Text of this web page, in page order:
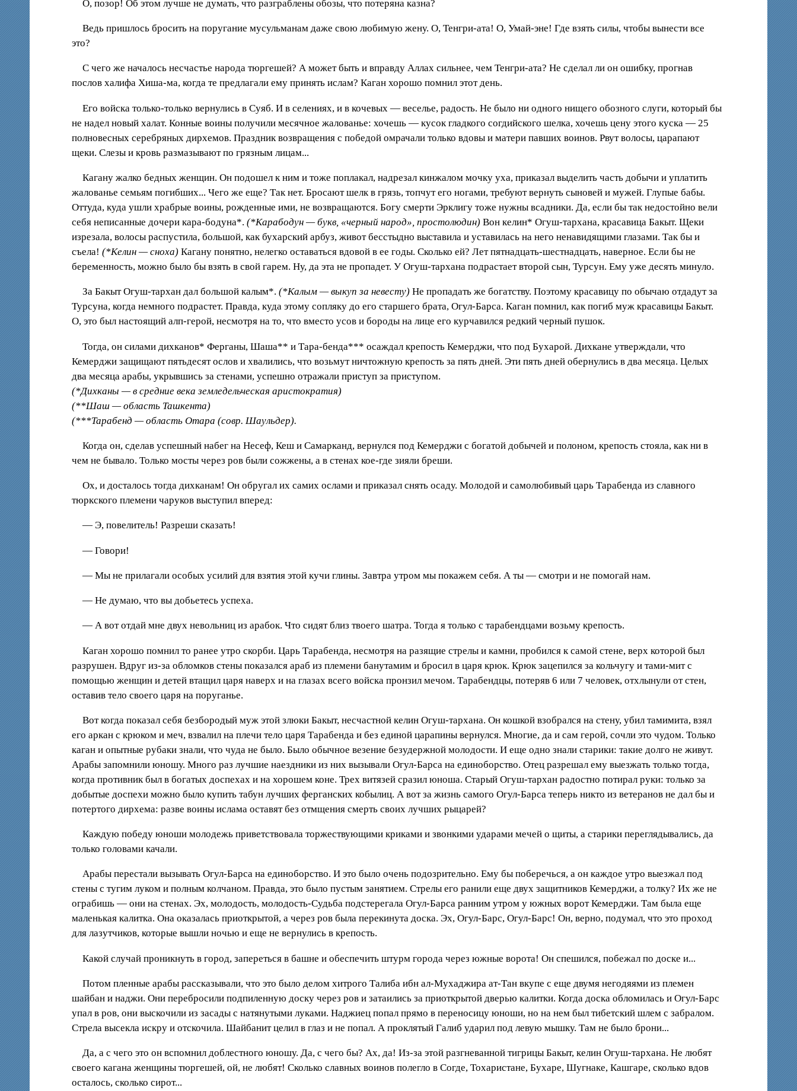
О, позор! Об этом лучше не думать, что разграблены обозы, что потеряна казна?
Ведь пришлось бросить на поругание мусульманам даже свою любимую жену. О, Тенгри-ата! О, Умай-эне! Где взять силы, чтобы вынести все
это?
С чего же началось несчастье народа тюргешей? А может быть и вправду Аллах сильнее, чем Тенгри-ата? Не сделал ли он ошибку, прогнав
послов халифа Хиша-ма, когда те предлагали ему принять ислам? Каган хорошо помнил этот день.
Его войска только-только вернулись в Суяб. И в селениях, и в кочевых — веселье, радость. Не было ни одного нищего обозного слуги, который бы
не надел новый халат. Конные воины получили месячное жалованье: хочешь — кусок гладкого согдийского шелка, хочешь цену этого куска — 25
полновесных серебряных дирхемов. Праздник возвращения с победой омрачали только вдовы и матери павших воинов. Рвут волосы, царапают
щеки. Слезы и кровь размазывают по грязным лицам...
Кагану жалко бедных женщин. Он подошел к ним и тоже поплакал, надрезал кинжалом мочку уха, приказал выделить часть добычи и уплатить
жалованье семьям погибших... Чего же еще? Так нет. Бросают шелк в грязь, топчут его ногами, требуют вернуть сыновей и мужей. Глупые бабы.
Оттуда, куда ушли храбрые воины, рожденные ими, не возвращаются. Богу смерти Эрклигу тоже нужны всадники. Да, если бы так недостойно вели
себя неписанные дочери кара-бодуна*.(*Карабодун — букв, «черный народ», простолюдин) Вон келин* Огуш-тархана, красавица Бакыт. Щеки
изрезала, волосы распустила, большой, как бухарский арбуз, живот бесстыдно выставила и уставилась на него ненавидящими глазами. Так бы и
съела!(*Келин — сноха) Кагану понятно, нелегко оставаться вдовой в ее годы. Сколько ей? Лет пятнадцать-шестнадцать, наверное. Если бы не
беременность, можно было бы взять в свой гарем. Ну, да эта не пропадет. У Огуш-тархана подрастает второй сын, Турсун. Ему уже десять минуло.
За Бакыт Огуш-тархан дал большой калым*.(*Калым — выкуп за невесту) Не пропадать же богатству. Поэтому красавицу по обычаю отдадут за
Турсуна, когда немного подрастет. Правда, куда этому сопляку до его старшего брата, Огул-Барса. Каган помнил, как погиб муж красавицы Бакыт.
О, это был настоящий алп-герой, несмотря на то, что вместо усов и бороды на лице его курчавился редкий черный пушок.
Тогда, он силами дихканов* Ферганы, Шаша** и Тара-бенда*** осаждал крепость Кемерджи, что под Бухарой. Дихкане утверждали, что
Кемерджи защищают пятьдесят ослов и хвалились, что возьмут ничтожную крепость за пять дней. Эти пять дней обернулись в два месяца. Целых
два месяца арабы, укрывшись за стенами, успешно отражали приступ за приступом.
(*Дихканы — в средние века земледельческая аристократия)
(**Шаш — область Ташкента)
(***Тарабенд — область Отара (совр. Шаульдер).
Когда он, сделав успешный набег на Несеф, Кеш и Самарканд, вернулся под Кемерджи с богатой добычей и полоном, крепость стояла, как ни в
чем не бывало. Только мосты через ров были сожжены, а в стенах кое-где зияли бреши.
Ох, и досталось тогда дихканам! Он обругал их самих ослами и приказал снять осаду. Молодой и самолюбивый царь Тарабенда из славного
тюркского племени чаруков выступил вперед:
— Э, повелитель! Разреши сказать!
— Говори!
— Мы не прилагали особых усилий для взятия этой кучи глины. Завтра утром мы покажем себя. А ты — смотри и не помогай нам.
— Не думаю, что вы добьетесь успеха.
— А вот отдай мне двух невольниц из арабок. Что сидят близ твоего шатра. Тогда я только с тарабендцами возьму крепость.
Каган хорошо помнил то ранее утро скорби. Царь Тарабенда, несмотря на разящие стрелы и камни, пробился к самой стене, верх которой был
разрушен. Вдруг из-за обломков стены показался араб из племени банутамим и бросил в царя крюк. Крюк зацепился за кольчугу и тами-мит с
помощью женщин и детей втащил царя наверх и на глазах всего войска пронзил мечом. Тарабендцы, потеряв 6 или 7 человек, отхлынули от стен,
оставив тело своего царя на поруганье.
Вот когда показал себя безбородый муж этой злюки Бакыт, несчастной келин Огуш-тархана. Он кошкой взобрался на стену, убил тамимита, взял
его аркан с крюком и меч, взвалил на плечи тело царя Тарабенда и без единой царапины вернулся. Многие, да и сам герой, сочли это чудом. Только
каган и опытные рубаки знали, что чуда не было. Было обычное везение безудержной молодости. И еще одно знали старики: такие долго не живут.
Арабы запомнили юношу. Много раз лучшие наездники из них вызывали Огул-Барса на единоборство. Отец разрешал ему выезжать только тогда,
когда противник был в богатых доспехах и на хорошем коне. Трех витязей сразил юноша. Старый Огуш-тархан радостно потирал руки: только за
добытые доспехи можно было купить табун лучших ферганских кобылиц. А вот за жизнь самого Огул-Барса теперь никто из ветеранов не дал бы и
потертого дирхема: разве воины ислама оставят без отмщения смерть своих лучших рыцарей?
Каждую победу юноши молодежь приветствовала торжествующими криками и звонкими ударами мечей о щиты, а старики переглядывались, да
только головами качали.
Арабы перестали вызывать Огул-Барса на единоборство. И это было очень подозрительно. Ему бы поберечься, а он каждое утро выезжал под
стены с тугим луком и полным колчаном. Правда, это было пустым занятием. Стрелы его ранили еще двух защитников Кемерджи, а толку? Их же не
ограбишь — они на стенах. Эх, молодость, молодость-Судьба подстерегала Огул-Барса ранним утром у южных ворот Кемерджи. Там была еще
маленькая калитка. Она оказалась приоткрытой, а через ров была перекинута доска. Эх, Огул-Барс, Огул-Барс! Он, верно, подумал, что это проход
для лазутчиков, которые вышли ночью и еще не вернулись в крепость.
Какой случай проникнуть в город, запереться в башне и обеспечить штурм города через южные ворота! Он спешился, побежал по доске и...
Потом пленные арабы рассказывали, что это было делом хитрого Талиба ибн ал-Мухаджира ат-Тан вкупе с еще двумя негодяями из племен
шайбан и наджи. Они перебросили подпиленную доску через ров и затаились за приоткрытой дверью калитки. Когда доска обломилась и Огул-Барс
упал в ров, они выскочили из засады с натянутыми луками. Наджиец попал прямо в переносицу юноши, но на нем был тибетский шлем с забралом.
Стрела высекла искру и отскочила. Шайбанит целил в глаз и не попал. А проклятый Галиб ударил под левую мышку. Там не было брони...
Да, а с чего это он вспомнил доблестного юношу. Да, с чего бы? Ах, да! Из-за этой разгневанной тигрицы Бакыт, келин Огуш-тархана. Не любят
своего кагана женщины тюргешей, ой, не любят! Сколько славных воинов полегло в Согде, Тохаристане, Бухаре, Шугнаке, Кашгаре, сколько вдов
осталось, сколько сирот...